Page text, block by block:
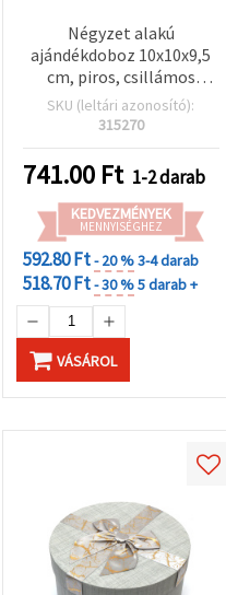
Négyzet alakú
ajándékdoboz 10x10x9,5
cm, piros, csillámos
kivitel, szalagmasnival
SKU (leltári azonosító):
315270
741.00 Ft 1-2 darab
KEDVEZMÉNYEK
MENNYISÉGHEZ
592.80 Ft- 20 %3-4 darab
518.70 Ft- 30 %5 darab +
VÁSÁROL